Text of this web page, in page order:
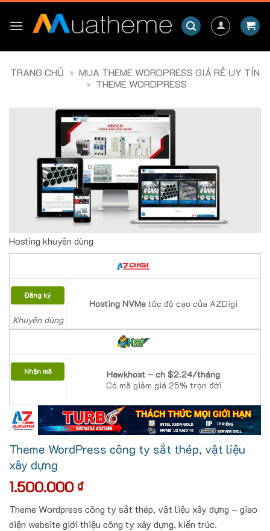
TRANG CHỦ » MUA THEME WORDPRESS GIÁ RẺ UY TÍN
» THEME WORDPRESS
Hosting khuyên dùng
Đăng ký
Khuyên dùng
Hosting NVMe tốc độ cao của AZDigi
Nhận mã
Hawkhost – ch $2.24/tháng
Có mã giảm giá 25% trọn đời
Theme WordPress công ty sắt thép, vật liệu
xây dựng
1.500.000 ₫
Theme Wordpress công ty sắt thép, vật liệu xây dựng – giao
diện website giới thiệu công ty xây dựng, kiến trúc.